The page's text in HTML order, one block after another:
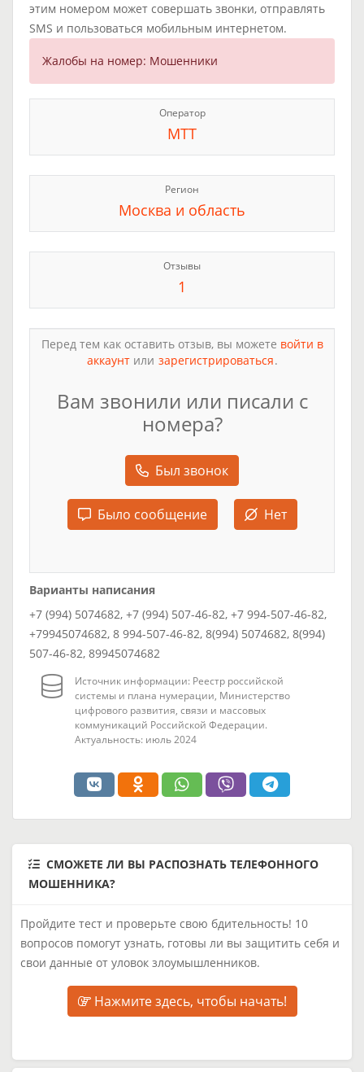
этим номером может совершать звонки, отправлять
SMS и пользоваться мобильным интернетом.
Жалобы на номер: Мошенники
Оператор
МТТ
Регион
Москва и область
Отзывы
1
Перед тем как оставить отзыв, вы можете войти в
аккаунтили зарегистрироваться.
Вам звонили или писали с
номера?
Был звонок
Было сообщение Нет
Варианты написания
+7 (994) 5074682, +7 (994) 507-46-82, +7 994-507-46-82,
+79945074682, 8 994-507-46-82, 8(994) 5074682, 8(994)
507-46-82, 89945074682
Источник информации: Реестр российской
системы и плана нумерации, Министерство
цифрового развития, связи и массовых
коммуникаций Российской Федерации.
Актуальность: июль 2024
СМОЖЕТЕ ЛИ ВЫ РАСПОЗНАТЬ ТЕЛЕФОННОГО
МОШЕННИКА?
Пройдите тест и проверьте свою бдительность! 10
вопросов помогут узнать, готовы ли вы защитить себя и
свои данные от уловок злоумышленников.
Нажмите здесь, чтобы начать!